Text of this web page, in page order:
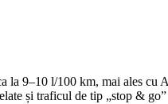
la 9–10 l/100 km, mai ales cu
și traficul de tip „stop &